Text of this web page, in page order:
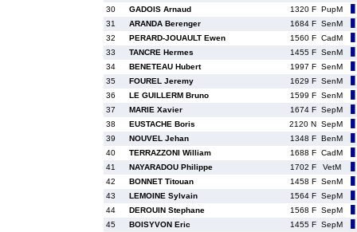
30
GADOIS Arnaud 1320 F PupM
31
ARANDA Berenger 1684 F SenM
32
PERARD-JOUAULT Ewen 1560 F CadM
33
TANCRE Hermes 1455 F SenM
34
BENETEAU Hubert 1997 F SenM
35
FOUREL Jeremy 1629 F SenM
36
LE GUILLERM Bruno 1599 F SenM
37
MARIE Xavier 1674 F SepM
38
EUSTACHE Boris 2120 N SepM
39
NOUVEL Jehan 1348 F BenM
40
TERRAZZONI William 1688 F CadM
41
NAYARADOU Philippe 1702 F
VetM
42
BONNET Titouan 1458 F SenM
43
LEMOINE Sylvain 1564 F SepM
44
DEROUIN Stephane 1568 F SepM
45
BOISYVON Eric 1455 F SepM